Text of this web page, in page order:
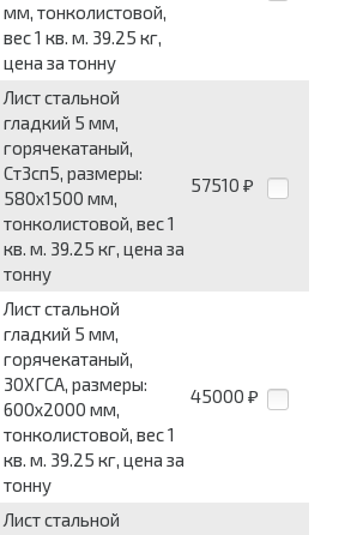
мм, тонколистовой,
вес 1 кв. м. 39.25 кг,
цена за тонну
Лист стальной
гладкий 5 мм,
горячекатаный,
Ст3сп5, размеры:
580x1500 мм,
тонколистовой, вес 1
кв. м. 39.25 кг, цена за
тонну
57510 ₽
Лист стальной
гладкий 5 мм,
горячекатаный,
30ХГСА, размеры:
600x2000 мм,
тонколистовой, вес 1
кв. м. 39.25 кг, цена за
тонну
45000 ₽
Лист стальной